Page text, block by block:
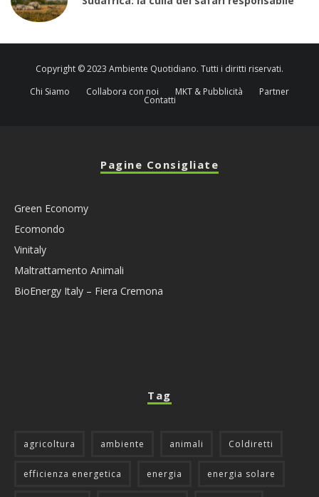
Copyright © 2023 Ambiente Quotidiano. Tutti i diritti riservati.
Chi Siamo
Collabora con noi MKT & Pubblicità Partner
Contatti
Pagine Consigliate
Green Economy
Ecomondo
Vinitaly
Maltrattamento Animali
BioEnergy Italy – Fiera Cremona
Tag
agricoltura ambiente animali Coldiretti
efficienza energetica energia energia solare